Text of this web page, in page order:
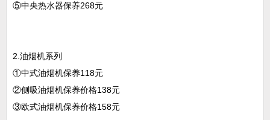
⑤中央热水器保养268元
2.油烟机系列
①中式油烟机保养118元
②侧吸油烟机保养价格138元
③欧式油烟机保养价格158元